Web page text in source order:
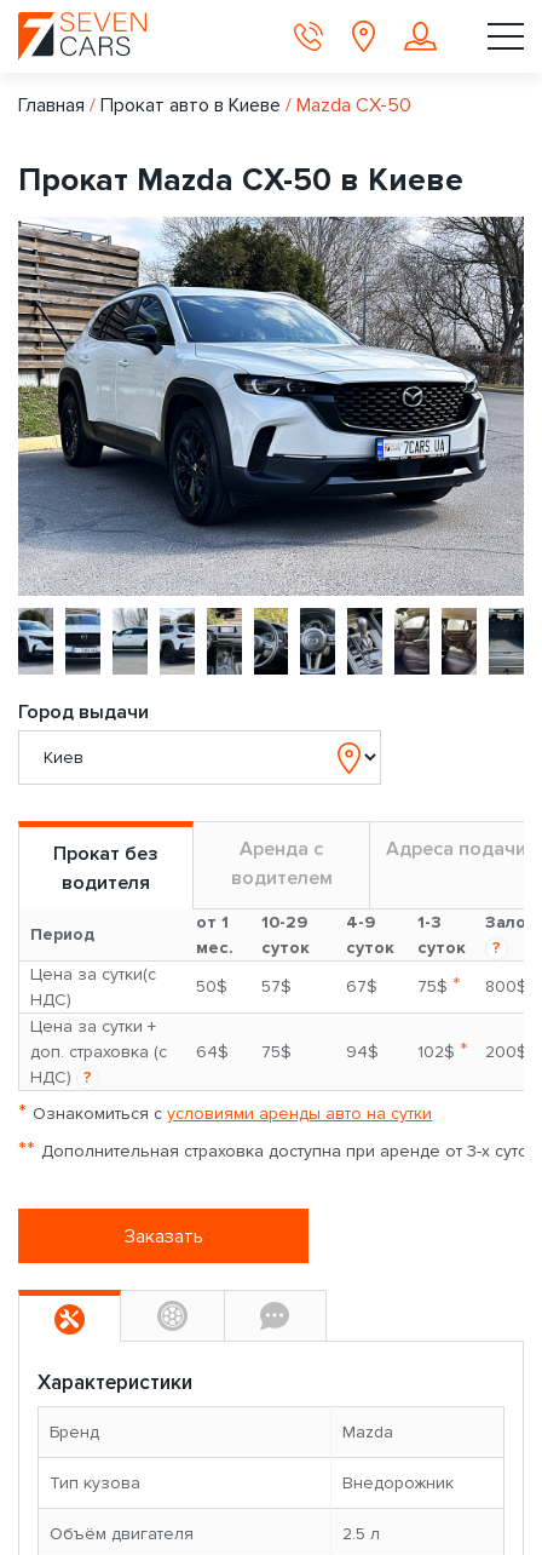
Главная / Прокат авто в Киеве / Mazda CX-50
Прокат Mazda CX-50 в Киеве
Город выдачи
Прокат без
водителя
Аренда с
водителем
Адреса подачи
Период
от 1
мес.
10-29
суток
4-9
суток
1-3
суток
Залог
?
Цена за сутки(с
НДС)
50$ 57$ 67$ 75$ *
800$
Цена за сутки +
доп. страховка (с
НДС)
?
64$ 75$ 94$ 102$ * 200$
* Ознакомиться с условиями аренды авто на сутки
** Дополнительная страховка доступна при аренде от 3-х суток
Заказать
Характеристики
Бренд Mazda
Тип кузова Внедорожник
Объём двигателя 2.5 л